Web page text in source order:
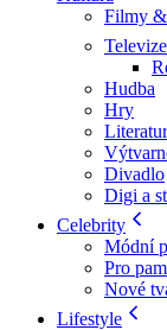
Filmy
Televize
Hudba
Hry
Divadlo
Digi a
Celebrity
Módní
Pro
Nové
Lifestyle